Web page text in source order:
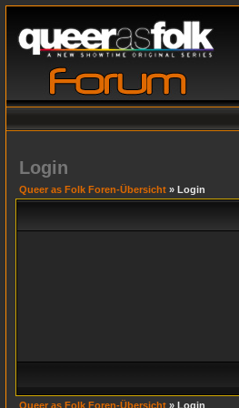
Login
Queer as Folk Foren-Übersicht » Login
Queer as Folk Foren-Übersicht » Login